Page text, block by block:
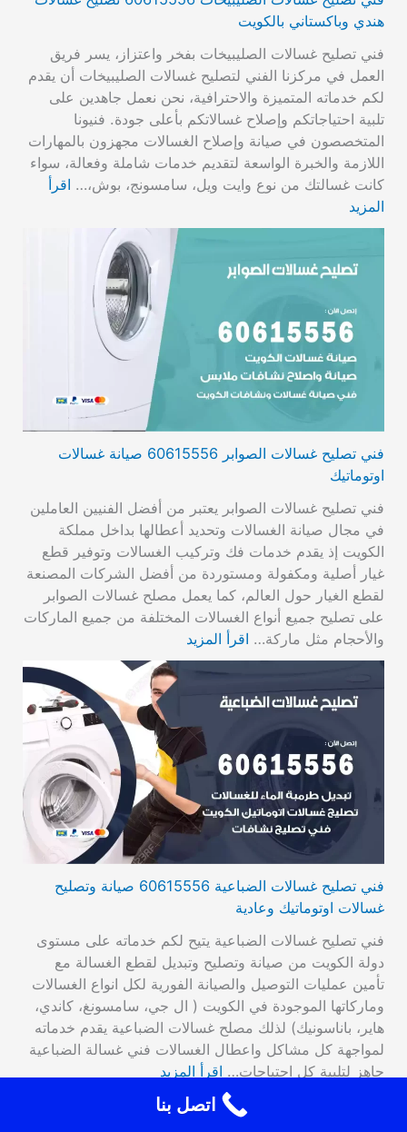
هندي وباكستاني بالكويت
فني تصليح غسالات الصليبيخات بفخر واعتزاز، يسر فريق
العمل في مركزنا الفني لتصليح غسالات الصليبيخات أن يقدم
لكم خدماته المتميزة والاحترافية، نحن نعمل جاهدين على
تلبية احتياجاتكم وإصلاح غسالاتكم بأعلى جودة. فنيونا
المتخصصون في صيانة وإصلاح الغسالات مجهزون بالمهارات
اللازمة والخبرة الواسعة لتقديم خدمات شاملة وفعالة، سواء
كانت غسالتك من نوع وايت ويل، سامسونج، بوش،… اقرأ
المزيد
فني تصليح غسالات الصوابر 60615556 صيانة غسالات
اوتوماتيك
فني تصليح غسالات الصوابر يعتبر من أفضل الفنيين العاملين
في مجال صيانة الغسالات وتحديد أعطالها بداخل مملكة
الكويت إذ يقدم خدمات فك وتركيب الغسالات وتوفير قطع
غيار أصلية ومكفولة ومستوردة من أفضل الشركات المصنعة
لقطع الغيار حول العالم، كما يعمل مصلح غسالات الصوابر
على تصليح جميع أنواع الغسالات المختلفة من جميع الماركات
والأحجام مثل ماركة… اقرأ المزيد
فني تصليح غسالات الضباعية 60615556 صيانة وتصليح
غسالات اوتوماتيك وعادية
فني تصليح غسالات الضباعية يتيح لكم خدماته على مستوى
دولة الكويت من صيانة وتصليح وتبديل لقطع الغسالة مع
تأمين عمليات التوصيل والصيانة الفورية لكل انواع الغسالات
وماركاتها الموجودة في الكويت ( ال جي، سامسونغ، كاندي،
هاير، باناسونيك) لذلك مصلح غسالات الضباعية يقدم خدماته
لمواجهة كل مشاكل واعطال الغسالات فني غسالة الضباعية
جاهز لتلبية كل احتياجات… اقرأ المزيد
اتصل بنا